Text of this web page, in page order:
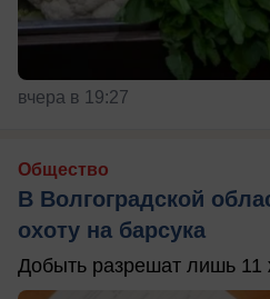
вчера в 19:27
Общество
В Волгоградской
охоту на барсука
Добыть разрешат лишь 11